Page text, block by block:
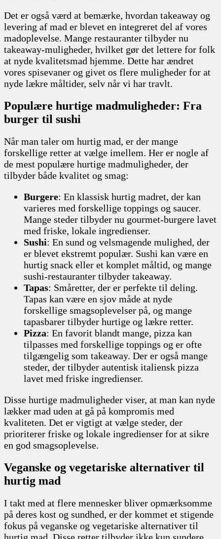
Det er også værd at bemærke, hvordan takeaway og
levering af mad er blevet en integreret del af vores
madoplevelse. Mange restauranter tilbyder nu
takeaway-muligheder, hvilket gør det lettere for folk
at nyde kvalitetsmad hjemme. Dette har ændret
vores spisevaner og givet os flere muligheder for at
nyde lækre måltider, selv når vi har travlt.
Populære hurtige madmuligheder: Fra
burger til sushi
Når man taler om hurtig mad, er der mange
forskellige retter at vælge imellem. Her er nogle af
de mest populære hurtige madmuligheder, der
tilbyder både kvalitet og smag:
Burgere: En klassisk hurtig madret, der kan
varieres med forskellige toppings og saucer.
Mange steder tilbyder nu gourmet-burgere lavet
med friske, lokale ingredienser.
Sushi: En sund og velsmagende mulighed, der
er blevet ekstremt populær. Sushi kan være en
hurtig snack eller et komplet måltid, og mange
sushi-restauranter tilbyder takeaway.
Tapas: Småretter, der er perfekte til deling.
Tapas kan være en sjov måde at nyde
forskellige smagsoplevelser på, og mange
tapasbarer tilbyder hurtige og lækre retter.
Pizza: En favorit blandt mange, pizza kan
tilpasses med forskellige toppings og er ofte
tilgængelig som takeaway. Der er også mange
steder, der tilbyder autentisk italiensk pizza
lavet med friske ingredienser.
Disse hurtige madmuligheder viser, at man kan nyde
lækker mad uden at gå på kompromis med
kvaliteten. Det er vigtigt at vælge steder, der
prioriterer friske og lokale ingredienser for at sikre
en god smagsoplevelse.
Veganske og vegetariske alternativer til
hurtig mad
I takt med at flere mennesker bliver opmærksomme
på deres kost og sundhed, er der kommet et stigende
fokus på veganske og vegetariske alternativer til